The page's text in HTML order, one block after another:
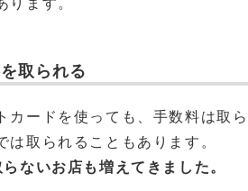
取られる
カードを使っても、手数料は取
は取られることもあります。
ないお店も増えてきました。